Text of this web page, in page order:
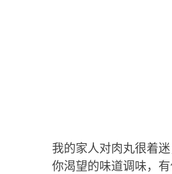
我的家人对肉丸很着
你渴望的味道调味，